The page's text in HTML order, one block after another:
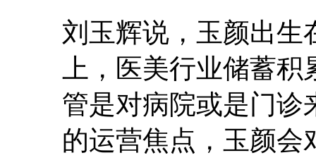
刘玉辉说，玉颜出生
上，医美行业储蓄
管是对病院或是门诊
的运营焦点，玉颜会